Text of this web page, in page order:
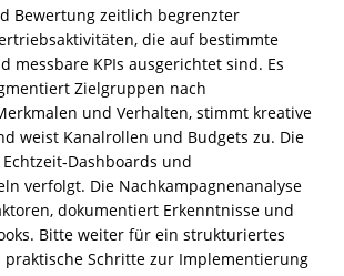
Bewertung zeitlich begrenzter
die auf bestimmte
messbare KPIs ausgerichtet sind. Es
Zielgruppen nach
und Verhalten, stimmt kreative
weist Kanalrollen und Budgets zu. Die
und
verfolgt. Die Nachkampagnenanalyse
dokumentiert Erkenntnisse und
Bitte weiter für ein strukturiertes
praktische Schritte zur Implementierung